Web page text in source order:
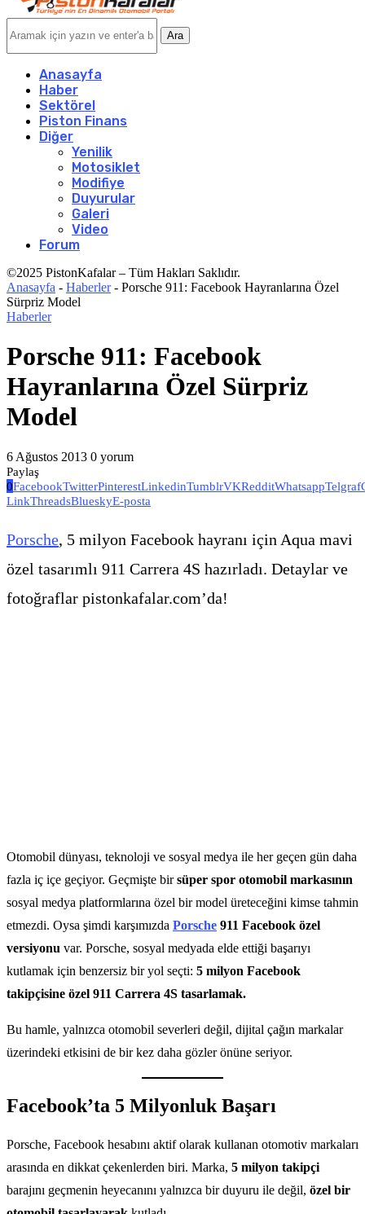
Ara
Anasayfa
Haber
Sektörel
Piston Finans
Diğer
Yenilik
Motosiklet
Modifiye
Duyurular
Galeri
Video
Forum
©2025 PistonKafalar – Tüm Hakları Saklıdır.
Anasayfa - Haberler- Porsche 911: Facebook Hayranlarına Özel
Sürpriz Model
Haberler
Porsche 911: Facebook
Hayranlarına Özel Sürpriz
Model
6 Ağustos 2013 0 yorum
Paylaş
0FacebookTwitterPinterestLinkedinTumblrVKRedditWhatsappTelgraf
LinkThreadsBlueskyE-posta
Porsche, 5 milyon Facebook hayranı için Aqua mavi
özel tasarımlı 911 Carrera 4S hazırladı. Detaylar ve
fotoğraflar pistonkafalar.com’da!
Otomobil dünyası, teknoloji ve sosyal medya ile her geçen gün daha
fazla iç içe geçiyor. Geçmişte birsüper spor otomobil markasının
sosyal medya platformlarına özel bir model üreteceğini kimse tahmin
etmezdi. Oysa şimdi karşımızda Porsche 911 Facebook özel
versiyonu var. Porsche, sosyal medyada elde ettiği başarıyı
kutlamak için benzersiz bir yol seçti: 5 milyon Facebook
takipçisine özel 911 Carrera 4S tasarlamak.
Bu hamle, yalnızca otomobil severleri değil, dijital çağın markalar
üzerindeki etkisini de bir kez daha gözler önüne seriyor.
Facebook’ta 5 Milyonluk Başarı
Porsche, Facebook hesabını aktif olarak kullanan otomotiv markaları
arasında en dikkat çekenlerden biri. Marka, 5 milyon takipçi
barajını geçmenin heyecanını yalnızca bir duyuru ile değil, özel bir